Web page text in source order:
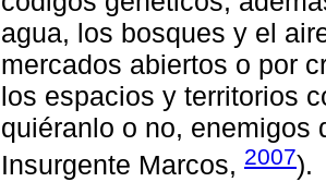
agua, los bosques y el
mercados abiertos o por
los espacios y territorios
quiéranlo o no, enemigos
Insurgente Marcos, 2007).